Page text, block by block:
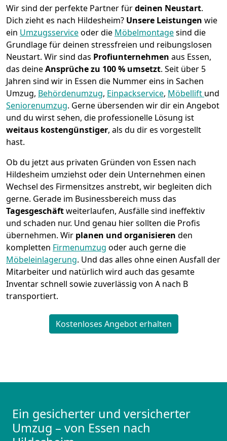
Wir sind der perfekte Partner fürdeinen Neustart.
Dich zieht es nach Hildesheim? Unsere Leistungen wie
ein Umzugsserviceoder die Möbelmontagesind die
Grundlage für deinen stressfreien und reibungslosen
Neustart. Wir sind das Profiunternehmen aus Essen,
das deineAnsprüche zu 100 % umsetzt. Seit über 5
Jahren sind wir in Essen die Nummer eins in Sachen
Umzug, Behördenumzug, Einpackservice, Möbellift und
Seniorenumzug. Gerne übersenden wir dir ein Angebot
und du wirst sehen, die professionelle Lösung ist
weitaus kostengünstiger, als du dir es vorgestellt
hast.
Ob du jetzt aus privaten Gründen von Essen nach
Hildesheim umziehst oder dein Unternehmen einen
Wechsel des Firmensitzes anstrebt, wir begleiten dich
gerne. Gerade im Businessbereich muss das
Tagesgeschäftweiterlaufen, Ausfälle sind ineffektiv
und schaden nur. Und genau hier sollten die Profis
übernehmen. Wir planen und organisieren den
kompletten Firmenumzug oder auch gerne die
Möbeleinlagerung. Und das alles ohne einen Ausfall der
Mitarbeiter und natürlich wird auch das gesamte
Inventar schnell sowie zuverlässig von A nach B
transportiert.
Kostenloses Angebot erhalten
Ein gesicherter und versicherter
Umzug – von Essen nach